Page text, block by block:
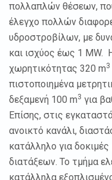
πολλαπλών θέσεων,
έλεγχο πολλών
υδροστροβίλων, με
και ισχύος έως 1 MW.
χωρητικότητας 320 m3
πιστοποιημένα
δεξαμενή 100 m3 για
Επίσης, στις
ανοικτό κανάλι,
κατάλληλο για
διατάξεων. Το τμήμα
κατάλληλα